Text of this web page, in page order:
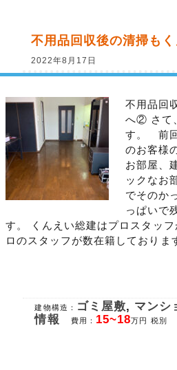
不用品回収後の清掃も
2022年8月17日
不用品回
へ② さて
す。 前
のお客様
お部屋、
ックなお
でそのか
っぱいで
す。 くんえい総建はプロスタッ
ロのスタッフが数在籍しており
建物構造： ゴミ屋敷, マンシ
情報
費用： 15~18万円 税別